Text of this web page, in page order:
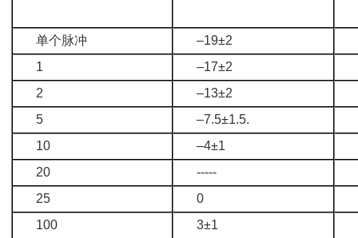
单个脉冲
–19±2
1
–17±2
2
–13±2
5
–7.5±1.5.
10
–4±1
20
-----
25
0
100
3±1